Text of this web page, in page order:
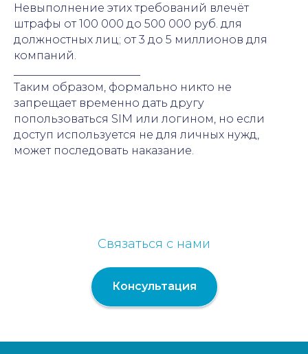
Невыполнение этих требований влечёт
штрафы от 100 000 до 500 000 руб. для
должностных лиц; от 3 до 5 миллионов для
компаний.
Таким образом, формально никто не
запрещает временно дать другу
попользоваться SIM или логином, но если
доступ используется не для личных нужд,
может последовать наказание.
Связаться с нами
Консультация